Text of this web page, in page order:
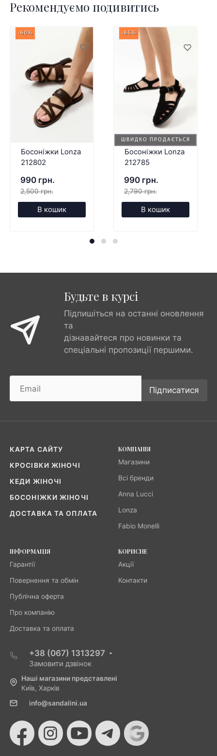
Рекомендуємо подивитись
-60%
Босоніжки Lonza
212802
990 грн.
2,500 грн.
В кошик
ШВИДКО ПРОДАЄТЬСЯ
-65%
Босоніжки Lonza
212785
990 грн.
2,790 грн.
В кошик
Будьте в курсі
Підпишіться на останні оновлення
та
дізнавайтеся про новинки та
спеціальні пропозиції першими.
Підписатися
КАРТА САЙТУ
КРОСІВКИ ЖІНОЧІ
КЕДИ ЖІНОЧІ
БОСОНІЖКИ ЖІНОЧІ
ДОСТАВКА ТА ОПЛАТА
КОМПАНІЯ
Магазини
Всі бренди
Anna Lucci
Lonza
Fabio Monelli
ІНФОРМАЦІЯ
Гарантії
Повернення та обмін
Публічна оферта
Про компанію
Доставка та оплата
КОРИСНЕ
Акції
Контакти
+38 (067) 1313297
Замовити дзвінок
Наші магазини представлені
Київ, Харків
info@sandalini.ua